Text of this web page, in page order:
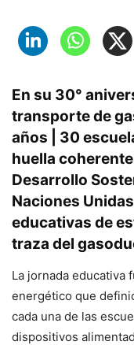
En su 30°
transporte de
años | 30
huella
Desarrollo
Naciones
educativas de
traza del
La jornada educativa
energético que
cada una de las
dispositivos